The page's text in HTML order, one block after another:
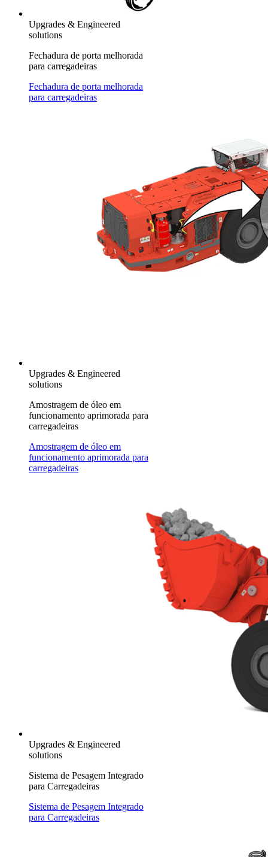
Upgrades & Engineered
solutions
Fechadura de porta melhorada
para carregadeiras
Fechadura de porta melhorada
para carregadeiras
Upgrades & Engineered
solutions
Amostragem de óleo em
funcionamento aprimorada para
carregadeiras
Amostragem de óleo em
funcionamento aprimorada para
carregadeiras
Upgrades & Engineered
solutions
Sistema de Pesagem Integrado
para Carregadeiras
Sistema de Pesagem Integrado
para Carregadeiras